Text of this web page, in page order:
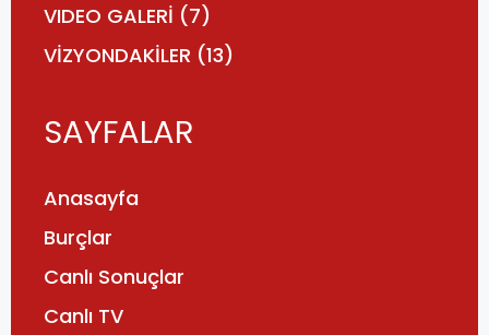
VIDEO GALERİ (7)
VİZYONDAKİLER (13)
SAYFALAR
Anasayfa
Burçlar
Canlı Sonuçlar
Canlı TV